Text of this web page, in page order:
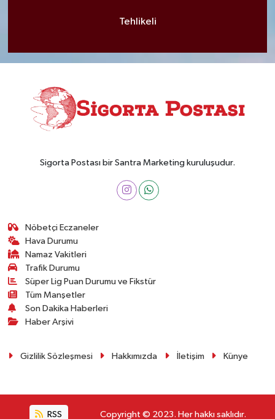
Tehlikeli
Sigorta Postası bir Santra Marketing kuruluşudur.
Nöbetçi Eczaneler
Hava Durumu
Namaz Vakitleri
Trafik Durumu
Süper Lig Puan Durumu ve Fikstür
Tüm Manşetler
Son Dakika Haberleri
Haber Arşivi
Gizlilik Sözleşmesi Hakkımızda İletişim Künye
RSS Copyright © 2023. Her hakkı saklıdır.